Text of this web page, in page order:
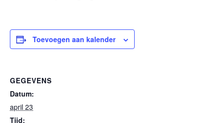
Toevoegen aan kalender
GEGEVENS
Datum:
april 23
Tijd: